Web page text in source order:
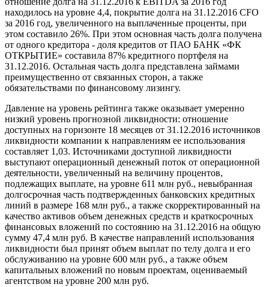
находилось на уровне 4,4, покрытие долга на 31.12.2016 CFO
за 2016 год, увеличенного на выплаченные проценты, при
этом составило 26%. При этом основная часть долга получена
от одного кредитора - доля кредитов от ПАО БАНК «ФК
ОТКРЫТИЕ» составила 87% кредитного портфеля на
31.12.2016. Остальная часть долга представлена займами
преимущественно от связанных сторон, а также
обязательствами по финансовому лизингу.
Давление на уровень рейтинга также оказывает умеренно
низкий уровень прогнозной ликвидности: отношение
доступных на горизонте 18 месяцев от 31.12.2016 источников
ликвидности компании к направлениям ее использования
составляет 1,03. Источниками доступной ликвидности
выступают операционный денежный поток от операционной
деятельности, увеличенный на величину процентов,
подлежащих выплате, на уровне 611 млн руб., невыбранная
долгосрочная часть подтвержденных банковских кредитных
линий в размере 168 млн руб., а также скорректированный на
качество активов объем денежных средств и краткосрочных
финансовых вложений по состоянию на 31.12.2016 на общую
сумму 47,4 млн руб. В качестве направлений использования
ликвидности был принят объем выплат по телу долга и его
обслуживанию на уровне 600 млн руб., а также объем
капитальных вложений по новым проектам, оцениваемый
агентством на уровне 200 млн руб.